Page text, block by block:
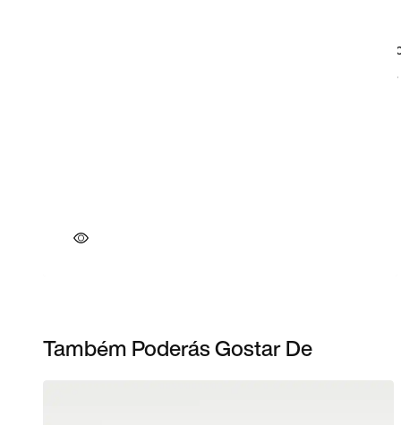
Também Poderás Gostar De